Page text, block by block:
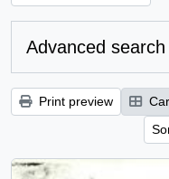
Advanced
Print preview